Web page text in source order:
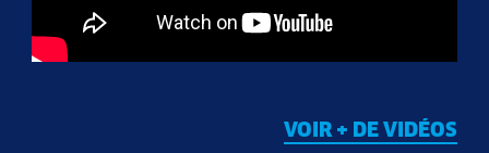
VOIR + DE VIDÉOS